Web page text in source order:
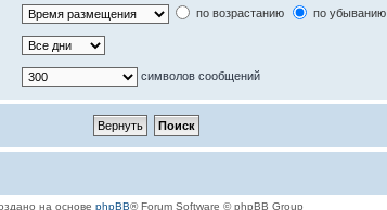
по возрастанию по убыванию
символов сообщений
на основе phpBB® Forum Software © phpBB Group